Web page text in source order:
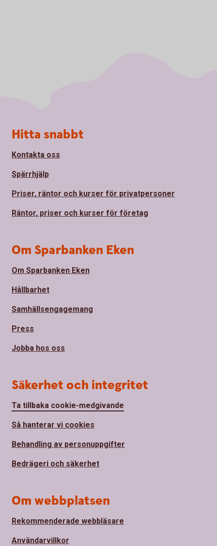
Sidfot
Hitta snabbt
Kontakta oss
Spärrhjälp
Priser, räntor och kurser för privatpersoner
Räntor, priser och kurser för företag
Om Sparbanken Eken
Om Sparbanken Eken
Hållbarhet
Samhällsengagemang
Press
Jobba hos oss
Säkerhet och integritet
Ta tillbaka cookie-medgivande
Så hanterar vi cookies
Behandling av personuppgifter
Bedrägeri och säkerhet
Om webbplatsen
Rekommenderade webbläsare
Användarvillkor